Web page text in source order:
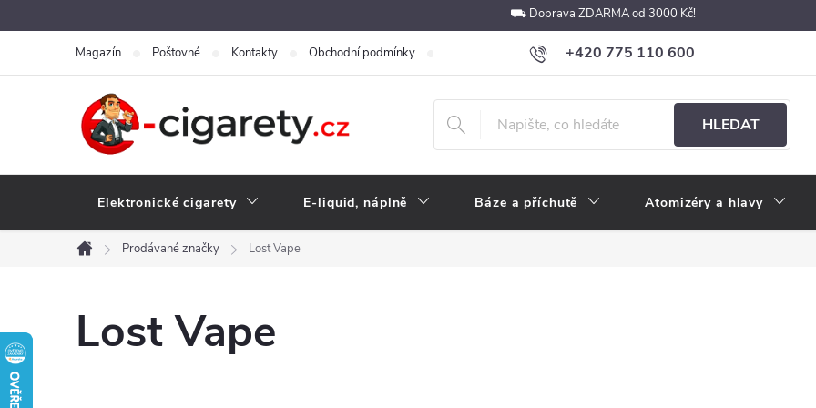
na
⛟ Doprava ZDARMA od 3000 Kč!
+420 775 110 600
obchod@e-cigarety.cz
Magazín Poštovné Kontakty Obchodní podmínky Podmínky ochrany osobních údajů Velkoobchod
HLEDAT
Elektronické cigarety E-liquid, náplně Báze a příchutě Atomizéry a hlavy
Domů
Prodávané značky Lost Vape
Lost Vape